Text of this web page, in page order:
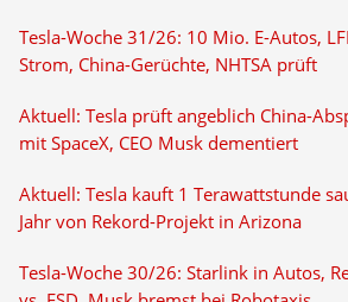
Tesla-Woche 31/26: 10 Mio. E-Autos,
Strom, China-Gerüchte, NHTSA prüft
Aktuell: Tesla prüft angeblich China-
mit SpaceX, CEO Musk dementiert
Aktuell: Tesla kauft 1 Terawattstunde
Jahr von Rekord-Projekt in Arizona
Tesla-Woche 30/26: Starlink in Autos,